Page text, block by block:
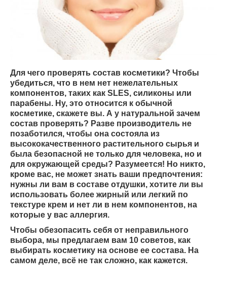
Для чего проверять состав косметики? Чтобы
убедиться, что в нем нет нежелательных
компонентов, таких как SLES, силиконы или
парабены. Ну, это относится к обычной
косметике, скажете вы. А у натуральной зачем
состав проверять? Разве производитель не
позаботился, чтобы она состояла из
высококачественного растительного сырья и
была безопасной не только для человека, но и
для окружающей среды? Разумеется! Но никто,
кроме вас, не может знать ваши предпочтения:
нужны ли вам в составе отдушки, хотите ли вы
использовать более жирный или легкий по
текстуре крем и нет ли в нем компонентов, на
которые у вас аллергия.
Чтобы обезопасить себя от неправильного
выбора, мы предлагаем вам 10 советов, как
выбирать косметику на основе ее состава. На
самом деле, всё не так сложно, как кажется.